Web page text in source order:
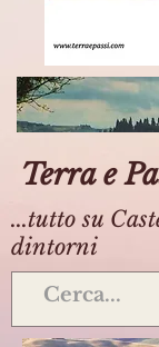
Terra e
...tutto su
dintorni